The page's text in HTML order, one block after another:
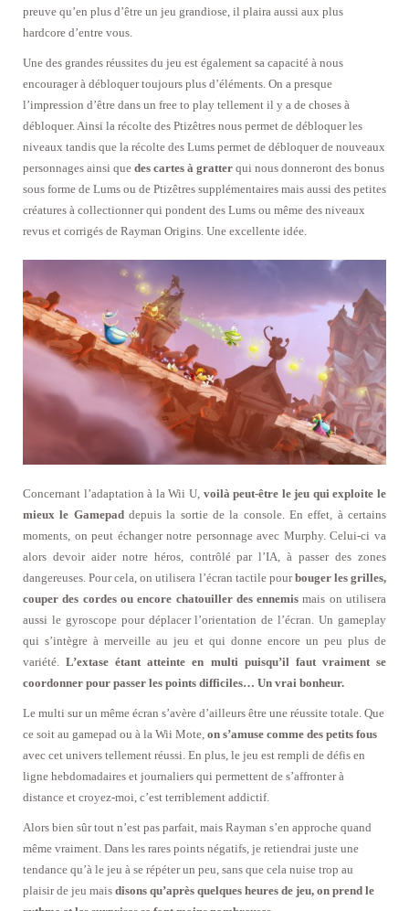
preuve qu’en plus d’être un jeu grandiose, il plaira aussi aux plus
hardcore d’entre vous.
Une des grandes réussites du jeu est également sa capacité à nous
encourager à débloquer toujours plus d’éléments. On a presque
l’impression d’être dans un free to play tellement il y a de choses à
débloquer. Ainsi la récolte des Ptizêtres nous permet de débloquer les
niveaux tandis que la récolte des Lums permet de débloquer de nouveaux
personnages ainsi que des cartes à gratter qui nous donneront des bonus
sous forme de Lums ou de Ptizêtres supplémentaires mais aussi des petites
créatures à collectionner qui pondent des Lums ou même des niveaux
revus et corrigés de Rayman Origins. Une excellente idée.
Concernant l’adaptation à la Wii U, voilà peut-être le jeu qui exploite le
mieux le Gamepaddepuis la sortie de la console. En effet, à certains
moments, on peut échanger notre personnage avec Murphy. Celui-ci va
alors devoir aider notre héros, contrôlé par l’IA, à passer des zones
dangereuses. Pour cela, on utilisera l’écran tactile pourbouger les grilles,
couper des cordes ou encore chatouiller des ennemis mais on utilisera
aussi le gyroscope pour déplacer l’orientation de l’écran. Un gameplay
qui s’intègre à merveille au jeu et qui donne encore un peu plus de
variété.L’extase étant atteinte en multi puisqu’il faut vraiment se
coordonner pour passer les points difficiles… Un vrai bonheur.
Le multi sur un même écran s’avère d’ailleurs être une réussite totale. Que
ce soit au gamepad ou à la Wii Mote, on s’amuse comme des petits fous
avec cet univers tellement réussi. En plus, le jeu est rempli de défis en
ligne hebdomadaires et journaliers qui permettent de s’affronter à
distance et croyez-moi, c’est terriblement addictif.
Alors bien sûr tout n’est pas parfait, mais Rayman s’en approche quand
même vraiment. Dans les rares points négatifs, je retiendrai juste une
tendance qu’à le jeu à se répéter un peu, sans que cela nuise trop au
plaisir de jeu mais disons qu’après quelques heures de jeu, on prend le